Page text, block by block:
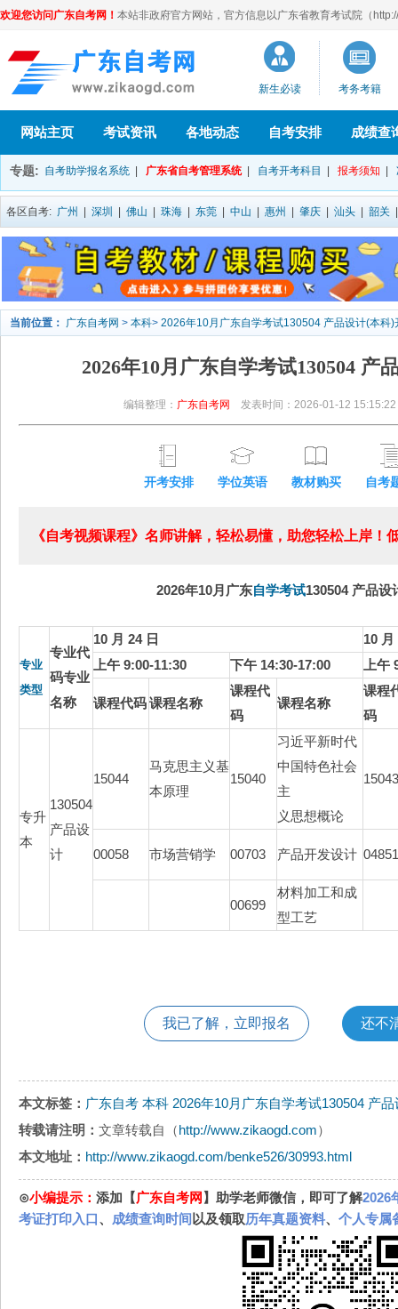
欢迎您访问广东自考网！ 本站非政府官方网站，官方信息以广东省教育考试院（
新生必读 考务考籍
网站主页 考试资讯 各地动态 自考安排 成绩查
专题: 自考助学报名系统 广东省自考管理系统 自考开考科目 报考须知
各区自考: 广州 深圳 佛山 珠海 东莞 中山 惠州 肇庆 汕头 韶关
当前位置： 广东自考网 > 本科> 2026年10月广东自学考试130504 产品设计(本科)
2026年10月广东自学考试130504 产
编辑整理： 广东自考网 发表时间：2026-01-12 15:15:22
开考安排 学位英语 教材购买 自考
《自考视频课程》名师讲解，轻松易懂，助您轻松上岸！
2026年10月广东自学考试130504 产品设
专业
类型
专业代
码专业
名称
10 月 24 日
10 月
上午 9:00-11:30
下午 14:30-17:00 上午
课程代码课程名称
课程代
码
课程名称
课程
码
专升
本
130504
产品设
计
15044
马克思主义基
本原理
15040
习近平新时代
中国特色社会
主
义思想概论
15043
00058 市场营销学 00703 产品开发设计 04851
00699
材料加工和成
型工艺
我已了解，立即报名 还不
本文标签： 广东自考 本科 2026年10月广东自学考试130504 产
转载请注明： 文章转载自（http://www.zikaogd.com）
本文地址： http://www.zikaogd.com/benke526/30993.html
⊙小编提示： 添加【广东自考网 】助学老师微信，即可了解2026
考证打印入口、 成绩查询时间 以及领取历年真题资料、 个人专属